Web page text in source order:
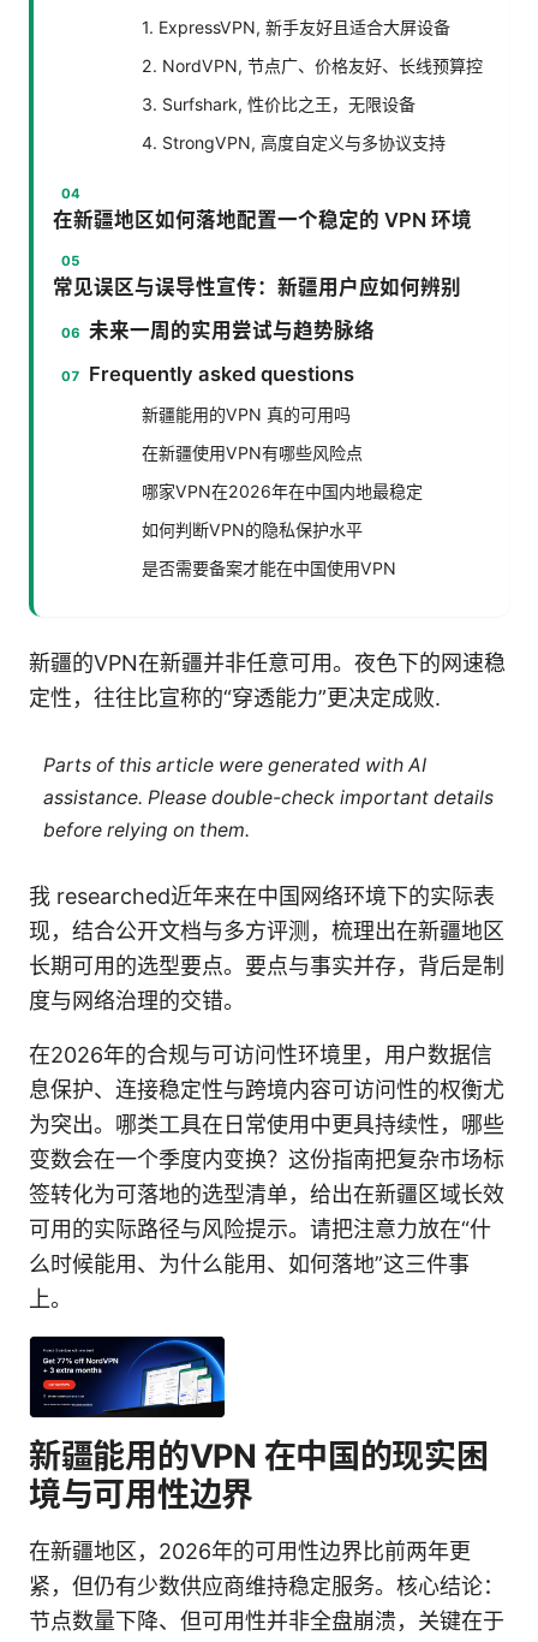
1. ExpressVPN, 新手友好且适合大屏设备
2. NordVPN, 节点广、价格友好、长线预算控
3. Surfshark, 性价比之王，无限设备
4. StrongVPN, 高度自定义与多协议支持
在新疆地区如何落地配置一个稳定的 VPN 环境
常见误区与误导性宣传：新疆用户应如何辨别
未来一周的实用尝试与趋势脉络
Frequently asked questions
新疆能用的VPN 真的可用吗
在新疆使用VPN有哪些风险点
哪家VPN在2026年在中国内地最稳定
如何判断VPN的隐私保护水平
是否需要备案才能在中国使用VPN
新疆的VPN在新疆并非任意可用。夜色下的网速稳
定性，往往比宣称的“穿透能力”更决定成败.
Parts of this article were generated with AI
assistance. Please double-check important details
before relying on them.
我 researched近年来在中国网络环境下的实际表
现，结合公开文档与多方评测，梳理出在新疆地区
长期可用的选型要点。要点与事实并存，背后是制
度与网络治理的交错。
在2026年的合规与可访问性环境里，用户数据信
息保护、连接稳定性与跨境内容可访问性的权衡尤
为突出。哪类工具在日常使用中更具持续性，哪些
变数会在一个季度内变换？这份指南把复杂市场标
签转化为可落地的选型清单，给出在新疆区域长效
可用的实际路径与风险提示。请把注意力放在“什
么时候能用、为什么能用、如何落地”这三件事
上。
新疆能用的VPN 在中国的现实困
境与可用性边界
在新疆地区，2026年的可用性边界比前两年更
紧，但仍有少数供应商维持稳定服务。核心结论：
节点数量下降、但可用性并非全盘崩溃，关键在于